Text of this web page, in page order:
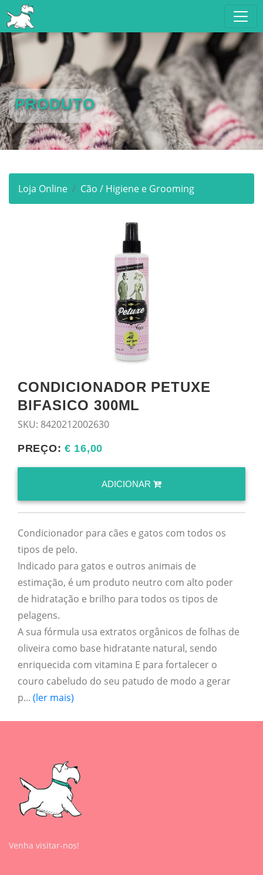
PRODUTO
Loja Online Cão / Higiene e Grooming
CONDICIONADOR PETUXE
BIFASICO 300ML
SKU: 8420212002630
PREÇO:€ 16,00
ADICIONAR
Condicionador para cães e gatos com todos os
tipos de pelo.
Indicado para gatos e outros animais de
estimação, é um produto neutro com alto poder
de hidratação e brilho para todos os tipos de
pelagens.
A sua fórmula usa extratos orgânicos de folhas de
oliveira como base hidratante natural, sendo
enriquecida com vitamina E para fortalecer o
couro cabeludo do seu patudo de modo a gerar
p... (ler mais)
Venha visitar-nos!